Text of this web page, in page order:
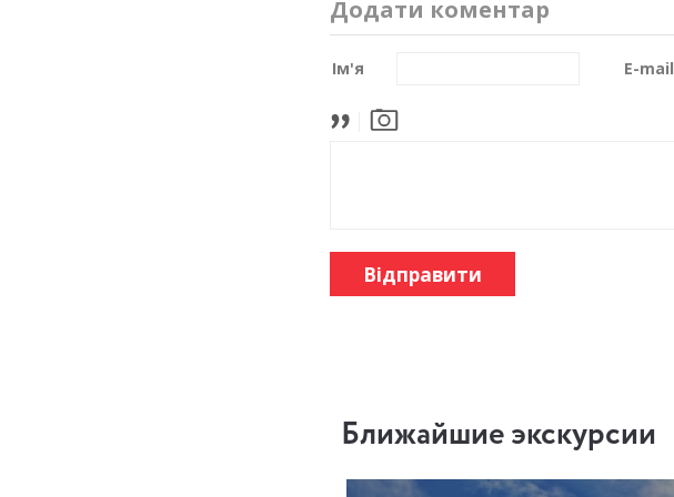
Додати коментар
Ім'я E-mail
Відправити
Ближайшие экскурсии